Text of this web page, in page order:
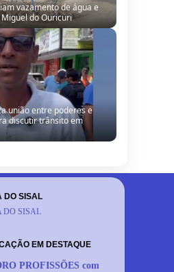
vazamento de água e
do Ouricuri
união entre poderes e
discutir trânsito em
DO SISAL
DO SISAL
EM DESTAQUE
PROFISSÕES com